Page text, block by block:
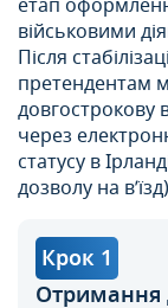
етап
військовими
Після
претендентам
довгострокову
через
статусу в
дозволу на
Крок 1
Отримання